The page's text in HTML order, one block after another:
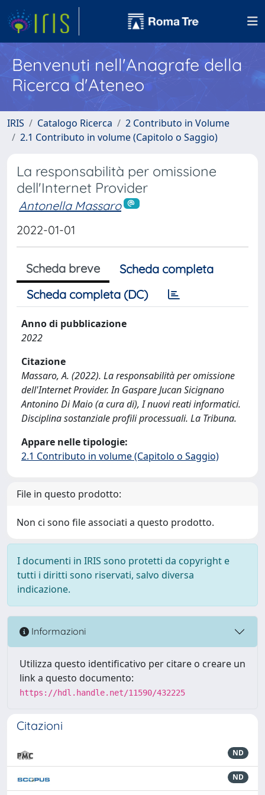
Benvenuti nell'Anagrafe della
Ricerca d'Ateneo
IRIS Catalogo Ricerca
2 Contributo in Volume
2.1 Contributo in volume (Capitolo o Saggio)
La responsabilità per omissione
dell'Internet Provider
Antonella Massaro
2022-01-01
Scheda breve
Scheda completa
Scheda completa (DC)
Anno di pubblicazione
2022
Citazione
Massaro, A. (2022). La responsabilità per omissione
dell'Internet Provider. In Gaspare Jucan Sicignano
Antonino Di Maio (a cura di), I nuovi reati informatici.
Disciplina sostanziale profili processuali. La Tribuna.
Appare nelle tipologie:
2.1 Contributo in volume (Capitolo o Saggio)
File in questo prodotto:
Non ci sono file associati a questo prodotto.
I documenti in IRIS sono protetti da copyright e
tutti i diritti sono riservati, salvo diversa
indicazione.
Informazioni
Utilizza questo identificativo per citare o creare un
link a questo documento:
https://hdl.handle.net/11590/432225
Citazioni
ND
ND